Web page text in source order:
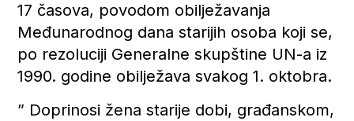
17 časova, povodom obilježavanja
Međunarodnog dana starijih osoba koji se,
po rezoluciji Generalne skupštine UN-a iz
1990. godine obilježava svakog 1. oktobra.
” Doprinosi žena starije dobi, građanskom,